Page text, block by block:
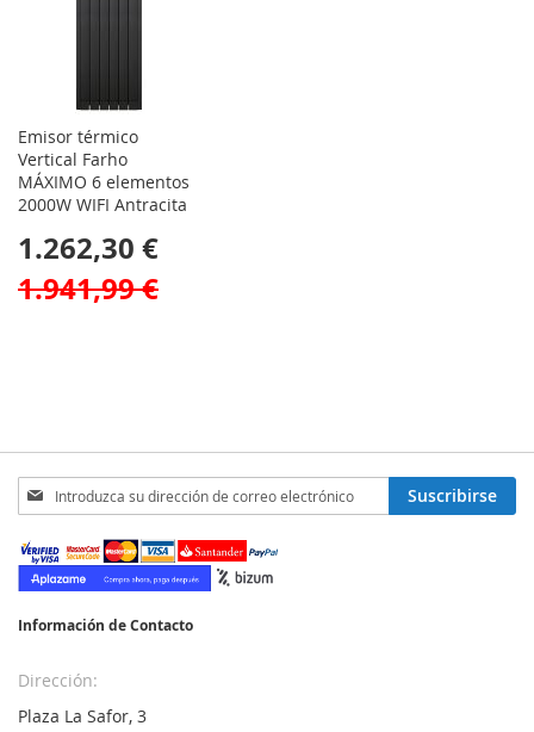
Emisor térmico
Vertical Farho
MÁXIMO 6 elementos
2000W WIFI Antracita
1.262,30 €
1.941,99 €
Inscríbase
a
nuestro
boletín
de
Suscribirse
Información de Contacto
Dirección:
Plaza La Safor, 3